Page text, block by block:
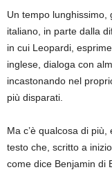
Un tempo lunghissimo,
italiano, in parte dalla
in cui Leopardi,
inglese, dialoga con
incastonando nel
più disparati.
Ma c’è qualcosa di
testo che, scritto a
come dice Benjamin di